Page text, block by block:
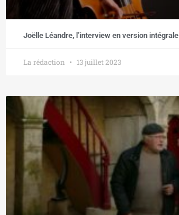
Joëlle Léandre, l’interview en version intégrale
La rédaction 13 juillet 2023